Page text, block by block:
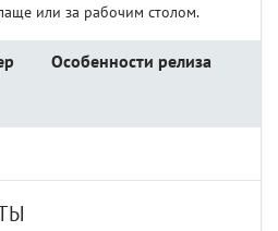
или за рабочим столом.
Особенности релиза